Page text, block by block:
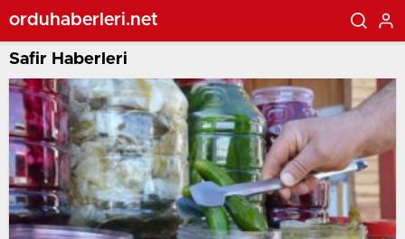
orduhaberleri.net
Safir Haberleri